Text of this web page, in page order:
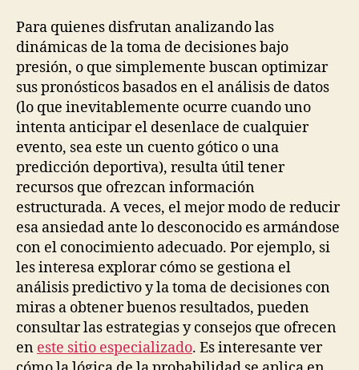
Para quienes disfrutan analizando las
dinámicas de la toma de decisiones bajo
presión, o que simplemente buscan optimizar
sus pronósticos basados en el análisis de datos
(lo que inevitablemente ocurre cuando uno
intenta anticipar el desenlace de cualquier
evento, sea este un cuento gótico o una
predicción deportiva), resulta útil tener
recursos que ofrezcan información
estructurada. A veces, el mejor modo de reducir
esa ansiedad ante lo desconocido es armándose
con el conocimiento adecuado. Por ejemplo, si
les interesa explorar cómo se gestiona el
análisis predictivo y la toma de decisiones con
miras a obtener buenos resultados, pueden
consultar las estrategias y consejos que ofrecen
en este sitio especializado. Es interesante ver